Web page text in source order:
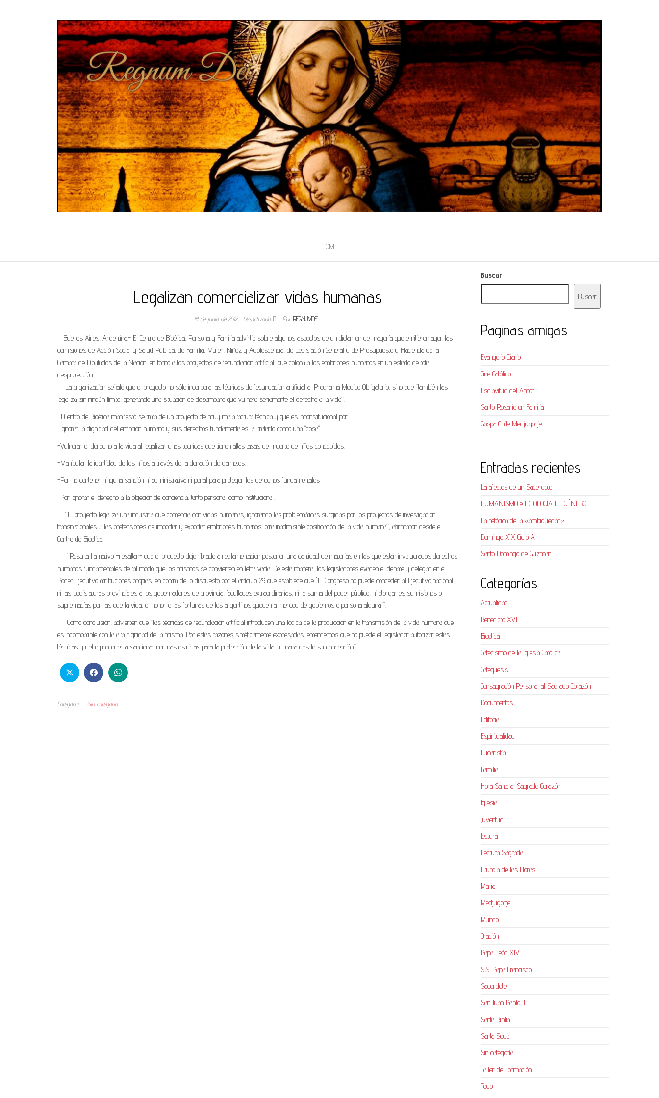
HOME
Legalizan comercializar vidas humanas
14 de junio de 2012 Desactivado Por REGNUMDEI
Buenos Aires, Argentina.- El Centro de Bioética, Persona y Familia advirtió sobre algunos aspectos de un dictamen de mayoría que emitieron ayer las
comisiones de Acción Social y Salud Pública, de Familia, Mujer, Niñez y Adolescencia, de Legislación General y de Presupuesto y Hacienda de la
Cámara de Diputados de la Nación, en torno a los proyectos de fecundación artificial, que coloca a los embriones humanos en un estado de total
desprotección.
La organización señaló que el proyecto no sólo incorpora las técnicas de fecundación artificial al Programa Médico Obligatorio, sino que “también las
legaliza sin ningún límite, generando una situación de desamparo que vulnera seriamente el derecho a la vida”.
El Centro de Bioética manifestó se trata de un proyecto de muy mala factura técnica y que es inconstitucional por:
-Ignorar la dignidad del embrión humano y sus derechos fundamentales, al tratarlo como una "cosa"
-Vulnerar el derecho a la vida al legalizar unas técnicas que tienen altas tasas de muerte de niños concebidos.
-Manipular la identidad de los niños a través de la donación de gametos.
-Por no contener ninguna sanción ni administrativa ni penal para proteger los derechos fundamentales
-Por ignorar el derecho a la objeción de conciencia, tanto personal como institucional.
“El proyecto legaliza una industria que comercia con vidas humanas, ignorando las problemáticas surgidas por los proyectos de investigación
transnacionales y las pretensiones de importar y exportar embriones humanos, otra inadmisible cosificación de la vida humana”, afirmaron desde el
Centro de Bioética.
“Resulta llamativo –resaltan- que el proyecto deje librado a reglamentación posterior una cantidad de materias en las que están involucrados derechos
humanos fundamentales de tal modo que los mismos se convierten en letra vacía. De esta manera, los legisladores evaden el debate y delegan en el
Poder Ejecutivo atribuciones propias, en contra de lo dispuesto por el artículo 29 que establece que `El Congreso no puede conceder al Ejecutivo nacional,
ni las Legislaturas provinciales a los gobernadores de provincia, facultades extraordinarias, ni la suma del poder público, ni otorgarles sumisiones o
supremacías por las que la vida, el honor o las fortunas de los argentinos queden a merced de gobiernos o persona alguna´”.
Como conclusión, advierten que “las técnicas de fecundación artificial introducen una lógica de la producción en la transmisión de la vida humana que
es incompatible con la alta dignidad de la misma. Por estas razones sintéticamente expresadas, entendemos que no puede el legislador autorizar estas
técnicas y debe proceder a sancionar normas estrictas para la protección de la vida humana desde su concepción”.
Categoría Sin categoría
Buscar
Buscar
Paginas amigas
Evangelio Diario
Cine Católico
Esclavitud del Amor
Santo Rosario en Familia
Gospa Chile Medjugorje
Entradas recientes
La afectos de un Sacerdote
HUMANISMO e IDEOLOGÍA DE GÉNERO
La retórica de la «ambigüedad»
Domingo XIX Ciclo A
Santo Domingo de Guzmán
Categorías
Actualidad
Benedicto XVI
Bioética
Catecismo de la Iglesia Católica
Catequesis
Consagración Personal al Sagrado Corazón
Documentos
Editorial
Espiritualidad
Eucaristía
Familia
Hora Santa al Sagrado Corazón
Iglesia
Juventud
lectura
Lectura Sagrada
Liturgia de las Horas
María
Medjugorje
Mundo
Oración
Papa León XIV
S.S. Papa Francisco
Sacerdote
San Juan Pablo II
Santa Biblia
Santa Sede
Sin categoría
Taller de Formación
Todo